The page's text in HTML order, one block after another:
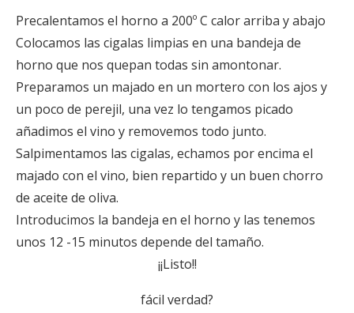
Precalentamos el horno a 200º C calor arriba y abajo
Colocamos las cigalas limpias en una bandeja de
horno que nos quepan todas sin amontonar.
Preparamos un majado en un mortero con los ajos y
un poco de perejil, una vez lo tengamos picado
añadimos el vino y removemos todo junto.
Salpimentamos las cigalas, echamos por encima el
majado con el vino, bien repartido y un buen chorro
de aceite de oliva.
Introducimos la bandeja en el horno y las tenemos
unos 12 -15 minutos depende del tamaño.
¡¡Listo!!
fácil verdad?